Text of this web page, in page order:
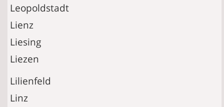
Leopoldstadt
Lienz
Liesing
Liezen
Lilienfeld
Linz